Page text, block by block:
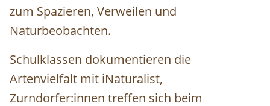
zum Spazieren, Verweilen und
Naturbeobachten.
Schulklassen dokumentieren die
Artenvielfalt mit iNaturalist,
Zurndorfer:innen treffen sich beim